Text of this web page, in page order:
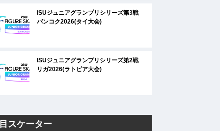
ISUジュニアグランプリシリーズ第3戦
バンコク2026(タイ大会)
ISUジュニアグランプリシリーズ第2戦
リガ2026(ラトビア大会)
スケーター